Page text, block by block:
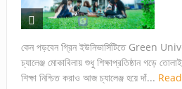
কেন পড়বেন গ্রিন ইউনিভার্সিটিতে Green
চ্যালেঞ্জ মোকাবিলায় শুধু শিক্ষাপ্রতিষ্ঠান গড়ে
শিক্ষা নিশ্চিত করাও আজ চ্যালেঞ্জ হয়ে দাঁ...